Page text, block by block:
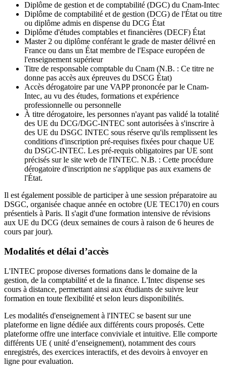
Diplôme de gestion et de comptabilité (DGC) du Cnam-Intec
Diplôme de comptabilité et de gestion (DCG) de l'État ou titre
ou diplôme admis en dispense du DCG État
Diplôme d'études comptables et financières (DECF) État
Master 2 ou diplôme conférant le grade de master délivré en
France ou dans un État membre de l'Espace européen de
l'enseignement supérieur
Titre de responsable comptable du Cnam (N.B. : Ce titre ne
donne pas accès aux épreuves du DSCG État)
Accès dérogatoire par une VAPP prononcée par le Cnam-
Intec, au vu des études, formations et expérience
professionnelle ou personnelle
À titre dérogatoire, les personnes n'ayant pas validé la totalité
des UE du DCG/DGC-INTEC sont autorisées à s'inscrire à
des UE du DSGC INTEC sous réserve qu'ils remplissent les
conditions d'inscription pré-requises fixées pour chaque UE
du DSGC-INTEC. Les pré-requis obligatoires par UE sont
précisés sur le site web de l'INTEC. N.B. : Cette procédure
dérogatoire d'inscription ne s'applique pas aux examens de
l'État.
Il est également possible de participer à une session préparatoire au
DSGC, organisée chaque année en octobre (UE TEC170) en cours
présentiels à Paris. Il s'agit d'une formation intensive de révisions
aux UE du DCG (deux semaines de cours à raison de 6 heures de
cours par jour).
Modalités et délai d’accès
L'INTEC propose diverses formations dans le domaine de la
gestion, de la comptabilité et de la finance. L'Intec dispense ses
cours à distance, permettant ainsi aux étudiants de suivre leur
formation en toute flexibilité et selon leurs disponibilités.
Les modalités d'enseignement à l'INTEC se basent sur une
plateforme en ligne dédiée aux différents cours proposés. Cette
plateforme offre une interface conviviale et intuitive. Elle comporte
différents UE ( unité d’enseignement), notamment des cours
enregistrés, des exercices interactifs, et des devoirs à envoyer en
ligne pour evaluation.